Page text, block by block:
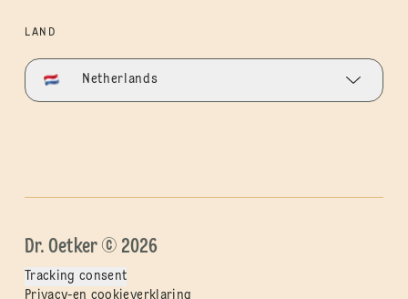
LAND
Netherlands
Dr. Oetker © 2026
Tracking consent
Privacy-en cookieverklaring